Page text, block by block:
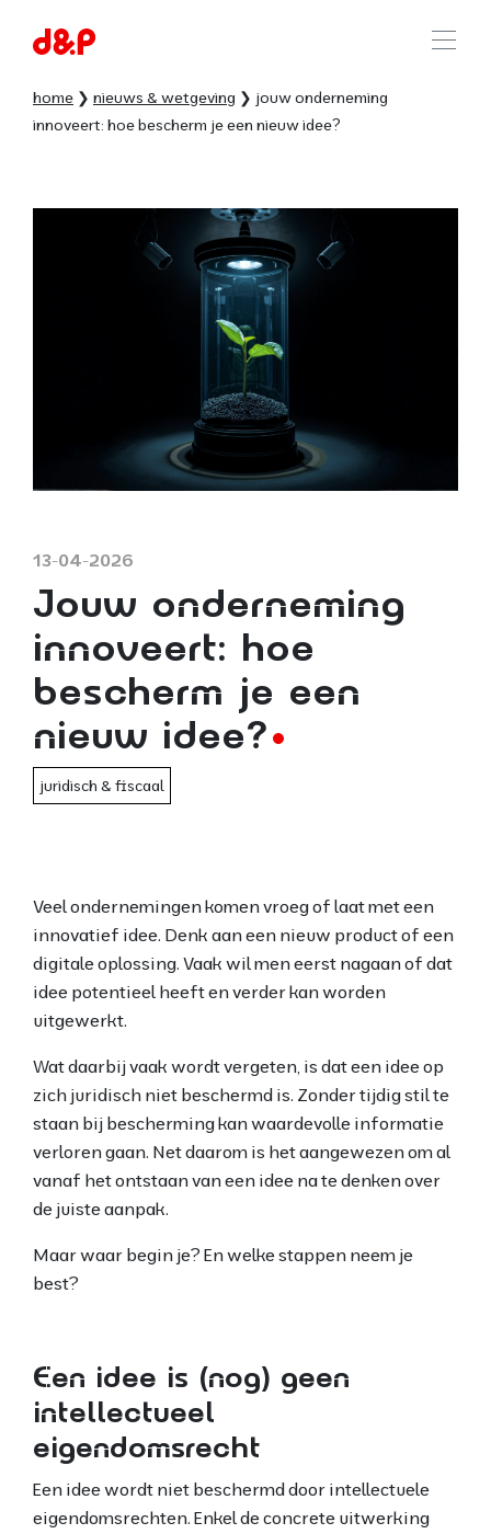
home nieuws & wetgeving
jouw onderneming
innoveert: hoe bescherm je een nieuw idee?
13-04-2026
Jouw onderneming
innoveert: hoe
bescherm je een
nieuw idee?
juridisch & fiscaal
Veel ondernemingen komen vroeg of laat met een
innovatief idee. Denk aan een nieuw product of een
digitale oplossing. Vaak wil men eerst nagaan of dat
idee potentieel heeft en verder kan worden
uitgewerkt.
Wat daarbij vaak wordt vergeten, is dat een idee op
zich juridisch niet beschermd is. Zonder tijdig stil te
staan bij bescherming kan waardevolle informatie
verloren gaan. Net daarom is het aangewezen om al
vanaf het ontstaan van een idee na te denken over
de juiste aanpak.
Maar waar begin je? En welke stappen neem je
best?
Een idee is (nog) geen
intellectueel
eigendomsrecht
Een idee wordt niet beschermd door intellectuele
eigendomsrechten. Enkel de concrete uitwerking